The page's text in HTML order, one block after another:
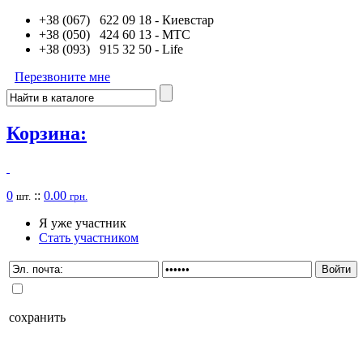
+38 (067) 622 09 18 - Киевстар
+38 (050) 424 60 13 - MTC
+38 (093) 915 32 50 - Life
Перезвоните мне
Корзина:
0 шт. :: 0.00 грн.
Я уже участник
Стать участником
сохранить